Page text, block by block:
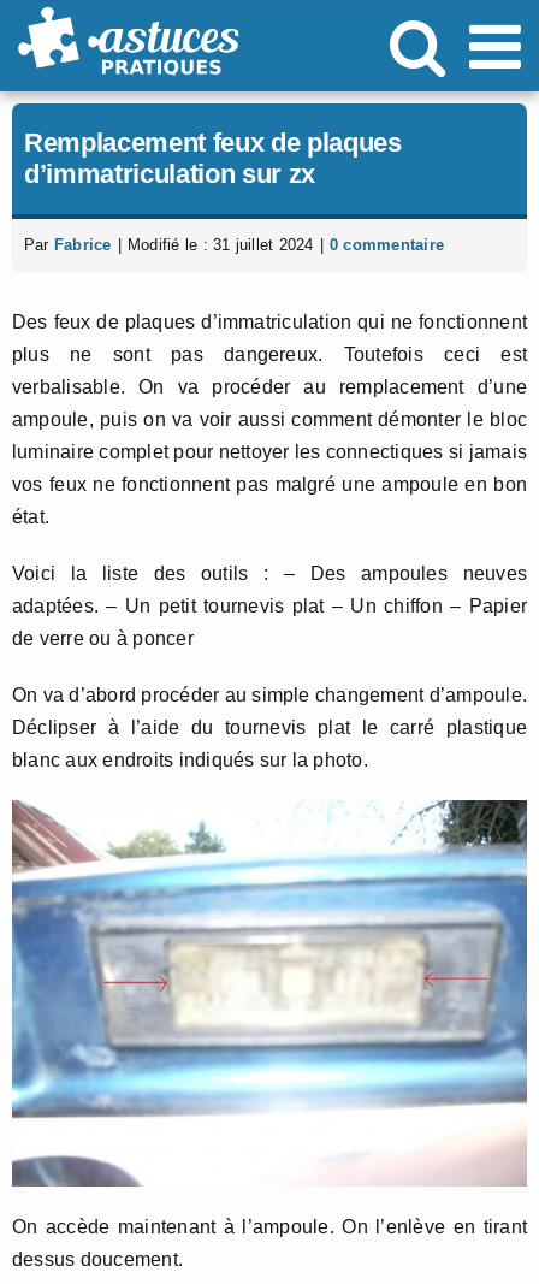
Passer
au
Remplacement feux de plaques
d’immatriculation sur zx
Par Fabrice Modifié le : 31 juillet 2024 0 commentaire
Des feux de plaques d’immatriculation qui ne fonctionnent
plus ne sont pas dangereux. Toutefois ceci est
verbalisable. On va procéder au remplacement d’une
ampoule, puis on va voir aussi comment démonter le bloc
luminaire complet pour nettoyer les connectiques si jamais
vos feux ne fonctionnent pas malgré une ampoule en bon
état.
Voici la liste des outils : – Des ampoules neuves
adaptées. – Un petit tournevis plat – Un chiffon – Papier
de verre ou à poncer
On va d’abord procéder au simple changement d’ampoule.
Déclipser à l’aide du tournevis plat le carré plastique
blanc aux endroits indiqués sur la photo.
On accède maintenant à l’ampoule. On l’enlève en tirant
dessus doucement.